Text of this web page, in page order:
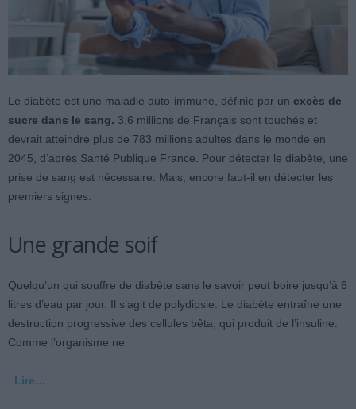
Le diabète est une maladie auto-immune, définie par un excès de
sucre dans le sang. 3,6 millions de Français sont touchés et
devrait atteindre plus de 783 millions adultes dans le monde en
2045, d’après Santé Publique France. Pour détecter le diabète, une
prise de sang est nécessaire. Mais, encore faut-il en détecter les
premiers signes.
Une grande soif
Quelqu’un qui souffre de diabète sans le savoir peut boire jusqu’à 6
litres d’eau par jour. Il s’agit de polydipsie. Le diabète entraîne une
destruction progressive des cellules bêta, qui produit de l’insuline.
Comme l’organisme ne
Lire…